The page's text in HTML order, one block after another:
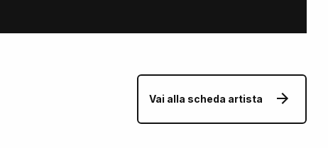
Vai alla scheda artista